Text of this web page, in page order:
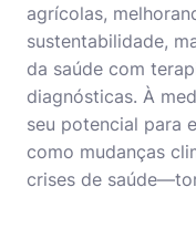
agrícolas,
sustentabilidade,
da saúde com
diagnósticas. À
seu potencial para
como mudanças
crises de